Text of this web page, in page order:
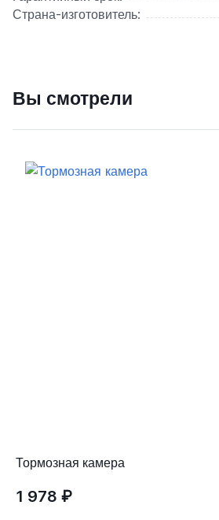
Страна-изготовитель:
Вы смотрели
Тормозная камера
1 978 ₽